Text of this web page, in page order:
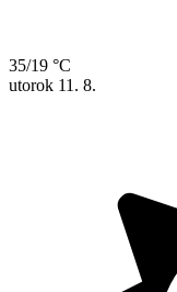
35/19 °C
utorok 11. 8.